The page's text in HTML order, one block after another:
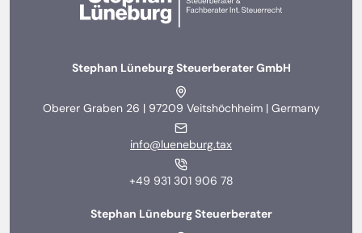
Stephan Lüneburg Steuerberater GmbH
Oberer Graben 26 | 97209 Veitshöchheim | Germany
info@lueneburg.tax
+49 931 301 906 78
Stephan Lüneburg Steuerberater